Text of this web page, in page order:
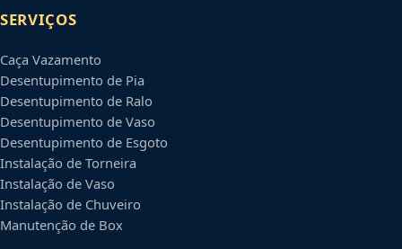
SERVIÇOS
Caça Vazamento
Desentupimento de Pia
Desentupimento de Ralo
Desentupimento de Vaso
Desentupimento de Esgoto
Instalação de Torneira
Instalação de Vaso
Instalação de Chuveiro
Manutenção de Box